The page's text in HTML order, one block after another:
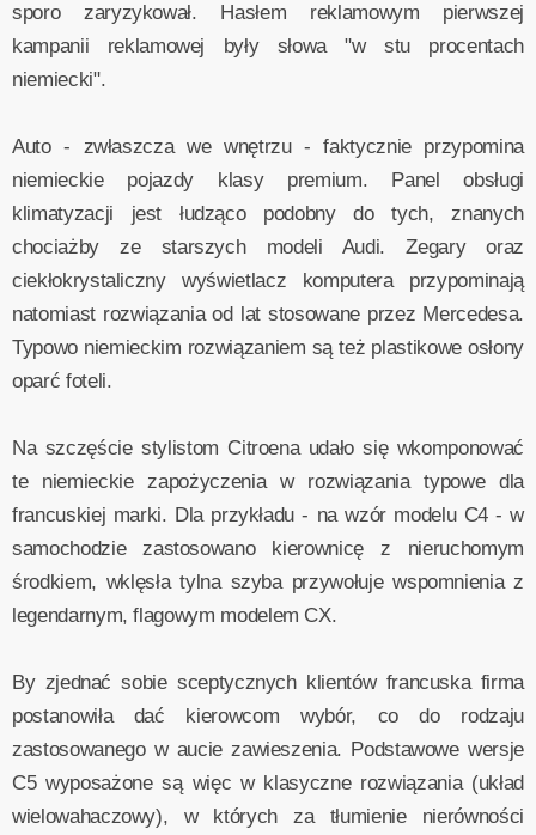
sporo zaryzykował. Hasłem reklamowym pierwszej
kampanii reklamowej były słowa "w stu procentach
niemiecki".
Auto - zwłaszcza we wnętrzu - faktycznie przypomina
niemieckie pojazdy klasy premium. Panel obsługi
klimatyzacji jest łudząco podobny do tych, znanych
chociażby ze starszych modeli Audi. Zegary oraz
ciekłokrystaliczny wyświetlacz komputera przypominają
natomiast rozwiązania od lat stosowane przez Mercedesa.
Typowo niemieckim rozwiązaniem są też plastikowe osłony
oparć foteli.
Na szczęście stylistom Citroena udało się wkomponować
te niemieckie zapożyczenia w rozwiązania typowe dla
francuskiej marki. Dla przykładu - na wzór modelu C4 - w
samochodzie zastosowano kierownicę z nieruchomym
środkiem, wklęsła tylna szyba przywołuje wspomnienia z
legendarnym, flagowym modelem CX.
By zjednać sobie sceptycznych klientów francuska firma
postanowiła dać kierowcom wybór, co do rodzaju
zastosowanego w aucie zawieszenia. Podstawowe wersje
C5 wyposażone są więc w klasyczne rozwiązania (układ
wielowahaczowy), w których za tłumienie nierówności